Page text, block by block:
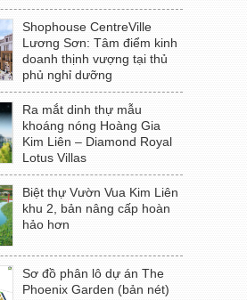
Shophouse CentreVille
Lương Sơn: Tâm điểm kinh
doanh thịnh vượng tại thủ
phủ nghỉ dưỡng
Ra mắt dinh thự mẫu
khoáng nóng Hoàng Gia
Kim Liên – Diamond Royal
Lotus Villas
Biệt thự Vườn Vua Kim Liên
khu 2, bản nâng cấp hoàn
hảo hơn
Sơ đồ phân lô dự án The
Phoenix Garden (bản nét)